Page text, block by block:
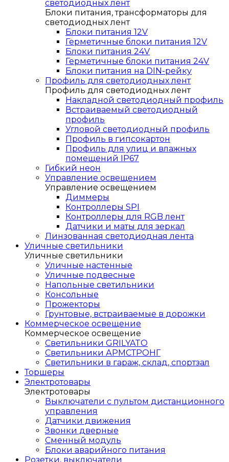
светодиодных лент
Блоки питания, трансформаторы для
светодиодных лент
Блоки питания 12V
Герметичные блоки питания 12V
Блоки питания 24V
Герметичные блоки питания 24V
Блоки питания на DIN-рейку
Профиль для светодиодных лент
Профиль для светодиодных лент
Накладной светодиодный профиль
Встраиваемый светодиодный
профиль
Угловой светодиодный профиль
Профиль в гипсокартон
Профиль для улиц и влажных
помещений IP67
Гибкий неон
Управление освещением
Управление освещением
Диммеры
Контроллеры SPI
Контроллеры для RGB лент
Датчики и маты для зеркал
Линзованная светодиодная лента
Уличные светильники
Уличные светильники
Уличные настенные
Уличные подвесные
Напольные светильники
Консольные
Прожекторы
Грунтовые, встраиваемые в дорожки
Коммерческое освещение
Коммерческое освещение
Светильники GRILYATO
Светильники АРМСТРОНГ
Светильники в гараж, склад, спортзал
Торшеры
Электротовары
Электротовары
Выключатели с пультом дистанционного
управления
Датчики движения
Звонки дверные
Сменный модуль
Блоки аварийного питания
Розетки, выключатели